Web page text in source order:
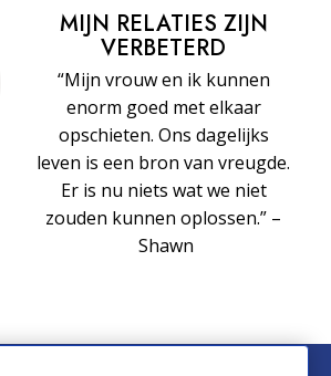
MIJN RELATIES ZIJN
VERBETERD
“Mijn vrouw en ik kunnen
enorm goed met elkaar
opschieten. Ons dagelijks
leven is een bron van vreugde.
Er is nu niets wat we niet
zouden kunnen oplossen.” –
Shawn